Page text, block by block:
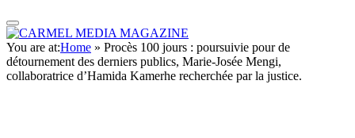
You are at:Home » Procès 100 jours : poursuivie pour de
détournement des derniers publics, Marie-Josée Mengi,
collaboratrice d’Hamida Kamerhe recherchée par la justice.